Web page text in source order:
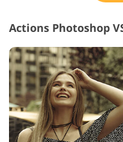
Actions Photoshop